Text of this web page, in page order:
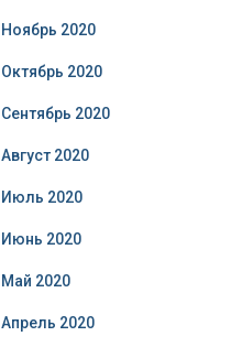
Ноябрь 2020
Октябрь 2020
Сентябрь 2020
Август 2020
Июль 2020
Июнь 2020
Май 2020
Апрель 2020